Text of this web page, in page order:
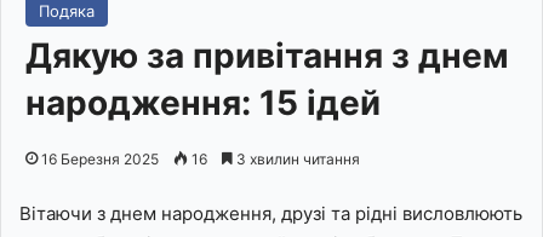
Подяка
Дякую за привітання з днем
народження: 15 ідей
16 Березня 2025 16 3 хвилин читання
Вітаючи з днем народження, друзі та рідні висловлюють